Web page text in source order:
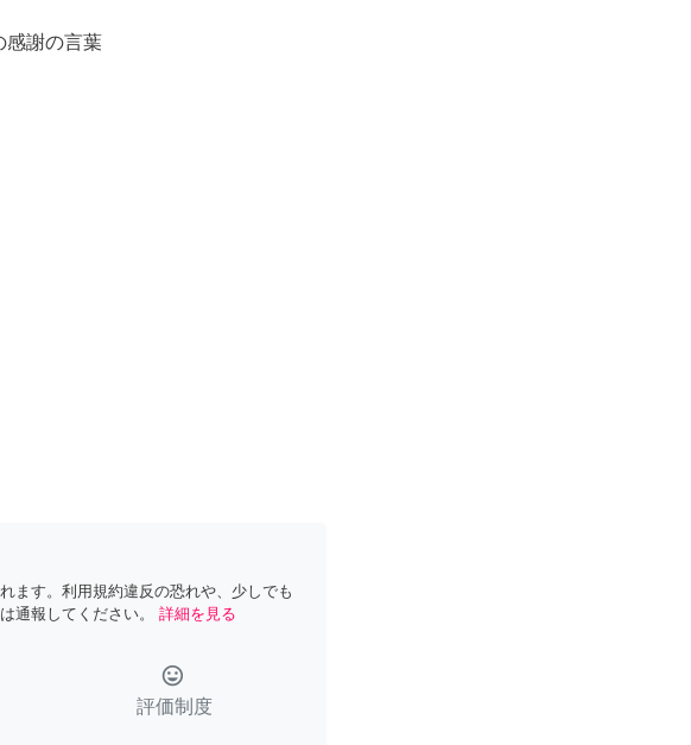
感謝の言葉
ます。利用規約違反の恐れや、少しでも
通報してください。
詳細を見る
tag_faces
評価制度